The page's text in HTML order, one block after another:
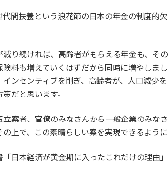
代間扶養という浪花節の日本の年金の制度的
減り続ければ、高齢者がもらえる年金も、そ
険料も増えていくはずだから同時に増やしま
インセンティブを削ぎ、高齢者が、人口減少
だと思います。
立案者、官僚のみなさんから一般企業のみな
上で、この素晴らしい案を実現できるよう
「日本経済が黄金期に入ったこれだけの理由